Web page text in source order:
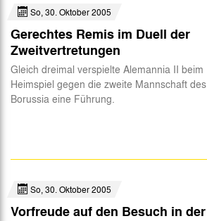
So, 30. Oktober 2005
Gerechtes Remis im Duell der
Zweitvertretungen
Gleich dreimal verspielte Alemannia II beim
Heimspiel gegen die zweite Mannschaft
Borussia eine Führung.
So, 30. Oktober 2005
Vorfreude auf den Besuch in der